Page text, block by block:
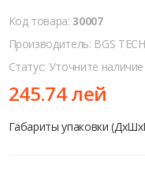
Код товара:30007
Производитель: BGS
Статус: Уточните наличие
245.74 лей
Габариты упаковки